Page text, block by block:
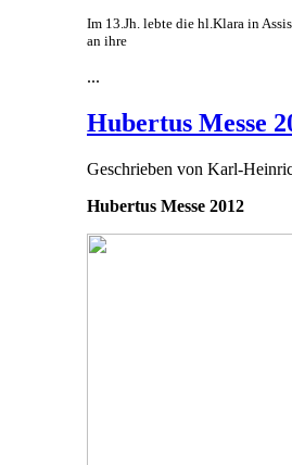
Im 13.Jh. lebte die hl. Klara in
an ihre
...
Hubertus Messe
Geschrieben von Karl-
Hubertus Messe 2012